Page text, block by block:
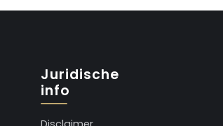
Juridische
info